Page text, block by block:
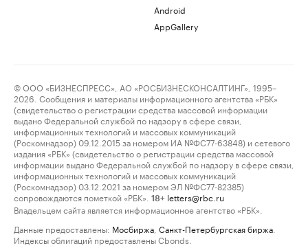
Android
AppGallery
© ООО «БИЗНЕСПРЕСС», АО «РОСБИЗНЕСКОНСАЛТИНГ», 1995–
2026. Сообщения и материалы информационного агентства «РБК»
(свидетельство о регистрации средства массовой информации
выдано Федеральной службой по надзору в сфере связи,
информационных технологий и массовых коммуникаций
(Роскомнадзор) 09.12.2015 за номером ИА №ФС77-63848) и сетевого
издания «РБК» (свидетельство о регистрации средства массовой
информации выдано Федеральной службой по надзору в сфере связи,
информационных технологий и массовых коммуникаций
(Роскомнадзор) 03.12.2021 за номером ЭЛ №ФС77-82385)
сопровождаются пометкой «РБК».
18+ letters@rbc.ru
Владельцем сайта является информационное агентство «РБК».
Данные предоставлены: Мосбиржа Санкт-Петербургская биржа
Индексы облигаций предоставлены Cbonds.